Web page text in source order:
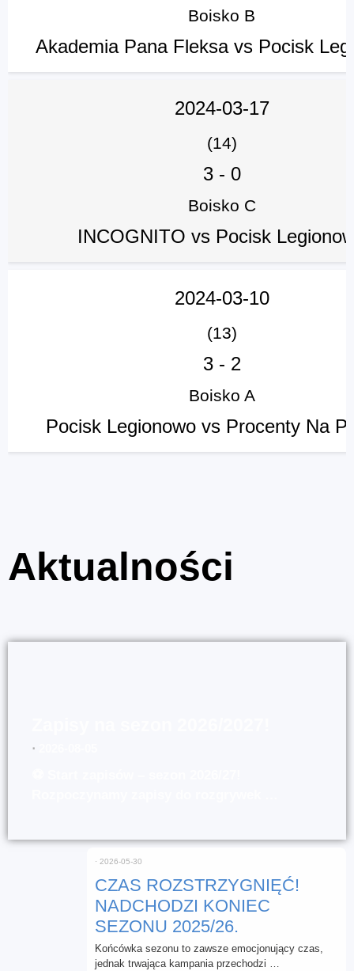
Boisko B
Akademia Pana Fleksa vs Pocisk
2024-03-17
(14)
3- 0
Boisko C
INCOGNITO vs Pocisk
2024-03-10
(13)
3- 2
Boisko A
Pocisk Legionowo vs Procenty Na
Aktualności
⋅
CZAS ROZSTRZYGNIĘĆ!
NADCHODZI KONIEC
SEZONU 2025/26.
⋅ 2026-05-30
Końcówka sezonu to zawsze emocjonujący czas,
jednak trwająca kampania przechodzi …